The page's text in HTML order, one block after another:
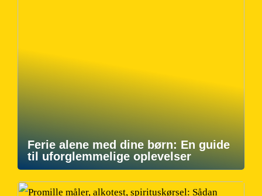
Ferie alene med dine børn: En guide
til uforglemmelige oplevelser